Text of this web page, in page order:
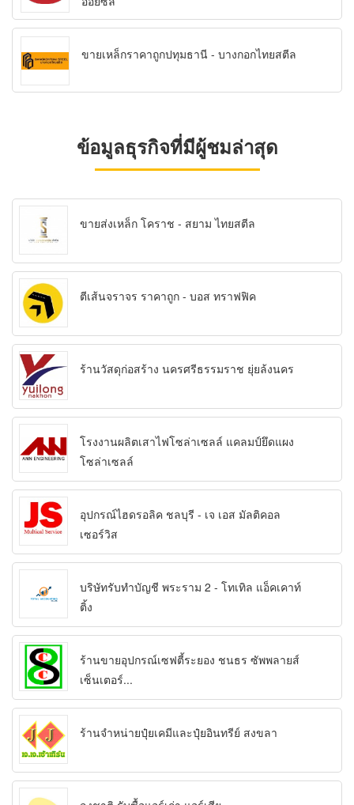
ขายเหล็กราคาถูกปทุมธานี - บางกอกไทยสตีล
ข้อมูลธุรกิจที่มีผู้ชมล่าสุด
ขายส่งเหล็ก โคราช - สยาม ไทยสตีล
ตีเส้นจราจร ราคาถูก - บอส ทราฟฟิค
ร้านวัสดุก่อสร้าง นครศรีธรรมราช ยุ่ยล้งนคร
โรงงานผลิตเสาไฟโซล่าเซลล์ แคลมป์ยึดแผง
โซล่าเซลล์
อุปกรณ์ไฮดรอลิค ชลบุรี - เจ เอส มัลติคอล
เซอร์วิส
บริษัทรับทำบัญชี พระราม 2 - โทเทิล แอ็คเคาท์
ติ้ง
ร้านขายอุปกรณ์เซฟตี้ระยอง ชนธร ซัพพลายส์
เซ็นเตอร์...
ร้านจำหน่ายปุ๋ยเคมีและปุ๋ยอินทรีย์ สงขลา